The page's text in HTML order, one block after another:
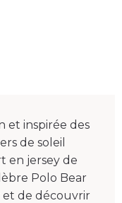
et inspirée des
de soleil
en jersey de
Polo Bear
et de découvrir